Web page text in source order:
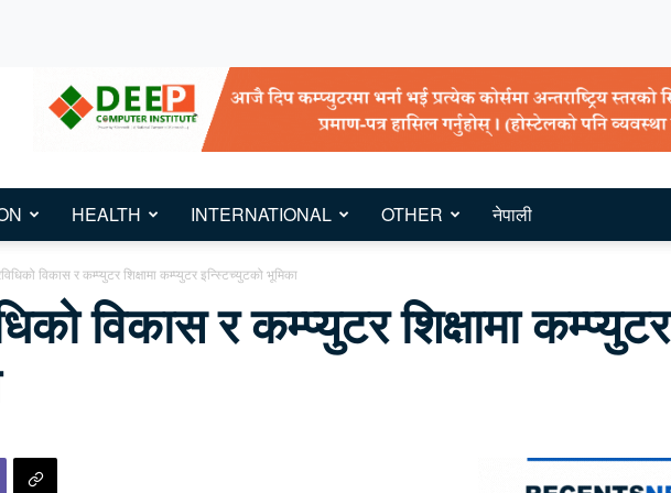
HEALTH INTERNATIONAL OTHER नेपाली
विकास र कम्प्युटर शिक्षामा कम्प्युटर इन्स्टिच्युटको भूमिका
विकास र कम्प्युटर शिक्षामा कम्प्युटर